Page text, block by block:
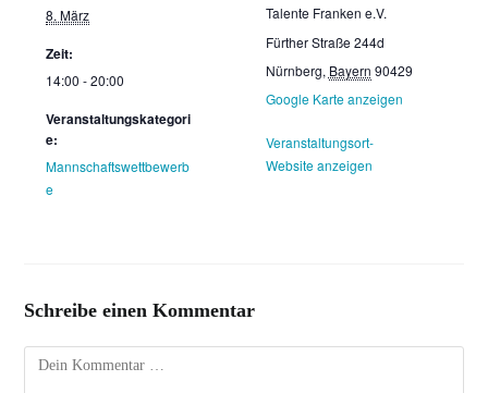
8. März
Zeit:
14:00 - 20:00
Veranstaltungskategori
e:
Mannschaftswettbewerb
e
Talente Franken e.V.
Fürther Straße 244d
Nürnberg, Bayern 90429
Google Karte anzeigen
Veranstaltungsort-
Website anzeigen
Schreibe einen Kommentar
Kommentar